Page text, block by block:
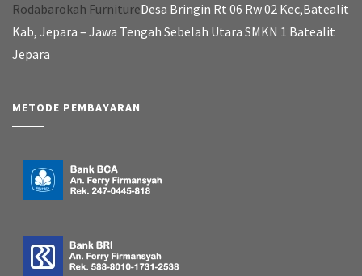
Rodabarokah FurnitureDesa Bringin Rt 06 Rw 02 Kec,Batealit
Kab, Jepara – Jawa Tengah Sebelah Utara SMKN 1 Batealit
Jepara
METODE PEMBAYARAN